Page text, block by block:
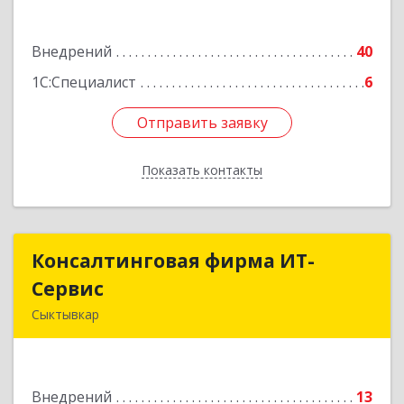
Внедрений
40
1С:Специалист
6
Отправить заявку
Показать контакты
Отправить заявку
Назад
Консалтинговая фирма ИТ-
Сервис
Сыктывкар
Внедрений
13
Консалтинговая фирма ИТ-
Подробнее